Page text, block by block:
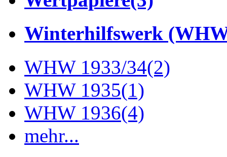
Winterhilfswerk
WHW 1933/34(2)
WHW 1935(1)
WHW 1936(4)
mehr...